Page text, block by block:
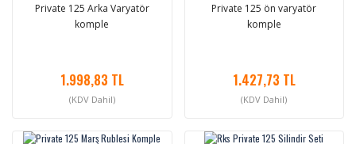
Private 125 Arka Varyatör
komple
1.998,83 TL
(KDV Dahil)
Private 125 ön varyatör
komple
1.427,73 TL
(KDV Dahil)